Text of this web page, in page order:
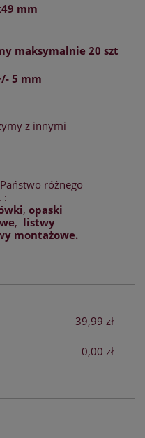
mm
maksymalnie 20 szt
5 mm
z innymi
różnego
:
, opaski
, listwy
montażowe.
39,99 zł
0,00 zł